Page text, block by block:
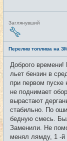
Н
е
в
т
и
Заглянувший
Перелив топлива на
Доброго
льет бензин в
при первом пуске
не поднимает
вырастают
стабильно. По
бедную смесь.
Заменили. Не
менял лямду, 1 -й